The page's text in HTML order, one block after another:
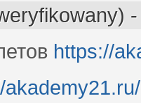
https://